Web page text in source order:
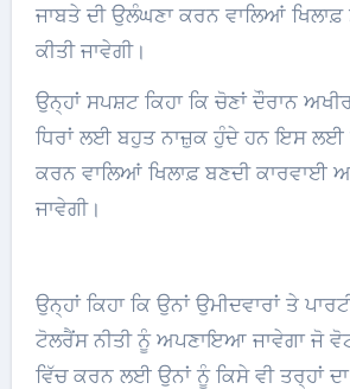
ਜਾਬਤੇ ਦੀ ਉਲੰਘਣਾ ਕਰਨ ਵਾਲਿਆਂ
ਕੀਤੀ ਜਾਵੇਗੀ।
ਉਨ੍ਹਾਂ ਸਪਸ਼ਟ ਕਿਹਾ ਕਿ ਚੋਣਾਂ ਦੌਰਾਨ
ਧਿਰਾਂ ਲਈ ਬਹੁਤ ਨਾਜ਼ੁਕ ਹੁੰਦੇ ਹਨ ਇਸ ਲਈ
ਕਰਨ ਵਾਲਿਆਂ ਖਿਲਾਫ਼ ਬਣਦੀ ਕਾਰਵਾਈ
ਜਾਵੇਗੀ।
ਉਨ੍ਹਾਂ ਕਿਹਾ ਕਿ ਉਨਾਂ ਉਮੀਦਵਾਰਾਂ ਤੇ
ਟੋਲਰੈਂਸ ਨੀਤੀ ਨੂੰ ਅਪਣਾਇਆ ਜਾਵੇਗਾ ਜੋ
ਵਿੱਚ ਕਰਨ ਲਈ ਉਨਾਂ ਨੂੰ ਕਿਸੇ ਵੀ ਤਰ੍ਹਾਂ